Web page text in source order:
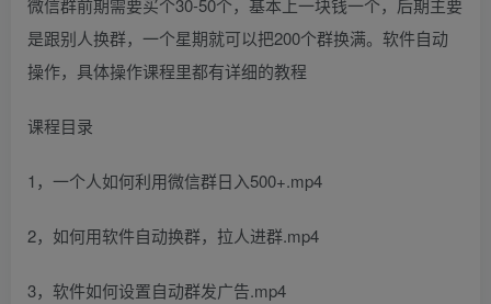
是跟别人换群，一个星期就可以把200个群换满。软件自动
操作，具体操作课程里都有详细的教程
课程目录
1，一个人如何利用微信群日入500+.mp4
2，如何用软件自动换群，拉人进群.mp4
3，软件如何设置自动群发广告.mp4